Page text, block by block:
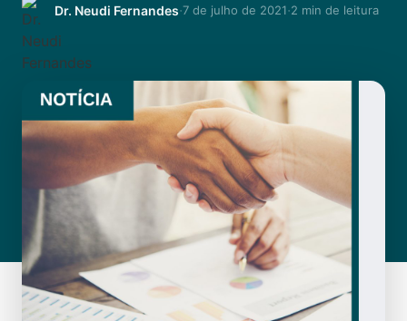
Dr. Neudi Fernandes·7 de julho de 2021·2 min de leitura